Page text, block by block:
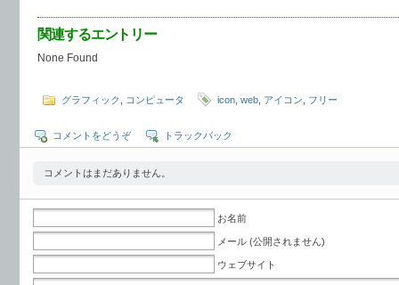
関連するエントリー
None Found
グラフィック コンピュータ icon web アイコン フリー
コメントをどうぞ トラックバック
コメントはまだありません。
お名前
メール (公開されません)
ウェブサイト